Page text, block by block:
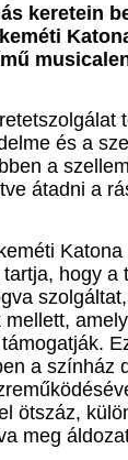
keretein
és a
a
átadni a
hogy a
a színház
ötszáz,
meg